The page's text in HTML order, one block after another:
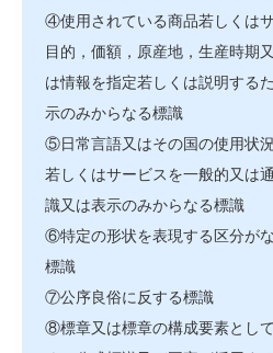
④使用されている商品若しくは
目的，価額，原産地，生産時期
は情報を指定若しくは説明する
示のみからなる標識
⑤日常言語又はその国の使用状
若しくはサービスを一般的又は
識又は表示のみからなる標識
⑥特定の形状を表現する区分が
標識
⑦公序良俗に反する標識
⑧標章又は標章の構成要素とし